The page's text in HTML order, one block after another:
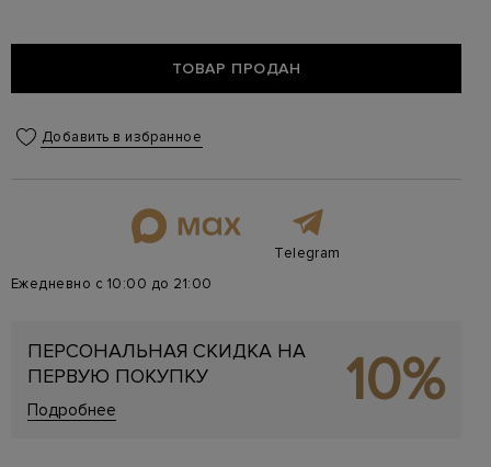
ТОВАР ПРОДАН
Добавить в избранное
Telegram
Ежедневно с 10:00 до 21:00
ПЕРСОНАЛЬНАЯ СКИДКА НА
ПЕРВУЮ ПОКУПКУ
Подробнее 10%